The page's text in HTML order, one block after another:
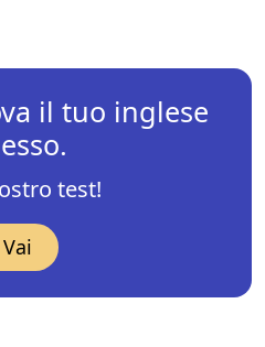
il tuo inglese
test!
Vai